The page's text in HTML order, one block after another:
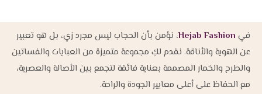
في Hejab Fashion، نؤمن بأن الحجاب ليس مجرد زي، بل هو تعبير
عن الهوية والأناقة. نقدم لكِ مجموعة متميزة من العبايات والفساتين
والطرح والخمار المصممة بعناية فائقة لتجمع بين الأصالة والعصرية،
مع الحفاظ على أعلى معايير الجودة والراحة.